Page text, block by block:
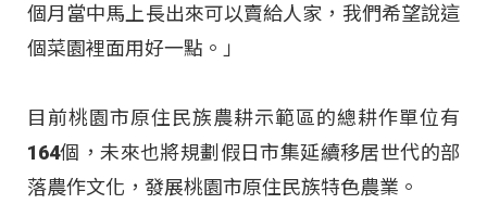
個月當中馬上長出來可以賣給人家，我們希望說這
個菜園裡面用好一點。」
目前桃園市原住民族農耕示範區的總耕作單位有
164個，未來也將規劃假日市集延續移居世代的部
落農作文化，發展桃園市原住民族特色農業。